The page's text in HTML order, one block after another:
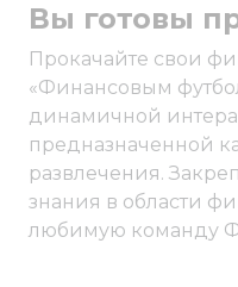
Вы готовы
Прокачайте свои
«Финансовым
динамичной
предназначенной
развлечения.
знания в области
любимую команду